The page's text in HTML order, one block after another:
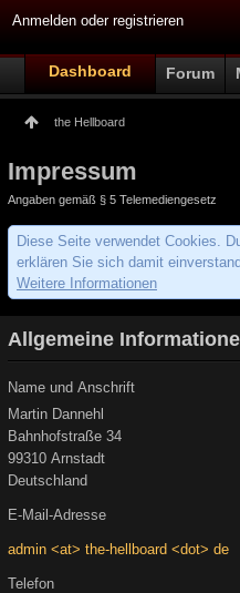
Anmelden oder registrieren
Dashboard Forum
the Hellboard
Impressum
Angaben gemäß § 5 Telemediengesetz
Diese Seite verwendet Cookies.
erklären Sie sich damit
Weitere Informationen
Allgemeine
Name und Anschrift
Martin Dannehl
Bahnhofstraße 34
99310 Arnstadt
Deutschland
E-Mail-Adresse
admin <at> the-hellboard <dot> de
Telefon